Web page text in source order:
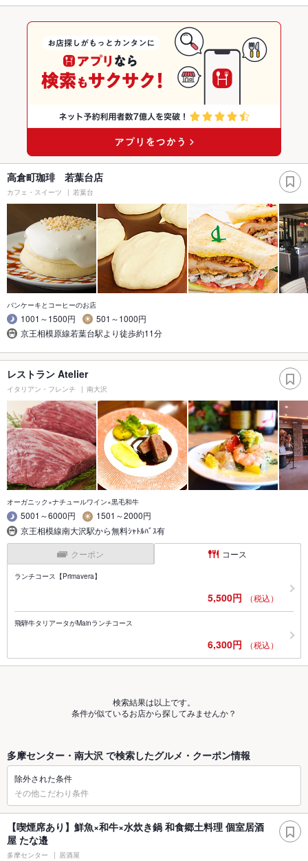
高倉町珈琲 若葉台店
カフェ・スイーツ 若葉台
パンケーキとコーヒーのお店
1001～1500円
501～1000円
京王相模原線若葉台駅より徒歩約11分
レストラン Atelier
イタリアン・フレンチ 南大沢
オーガニック×ナチュールワイン×黒毛和牛
5001～6000円
1501～2000円
京王相模線南大沢駅から無料ｼｬﾄﾙﾊﾞｽ有
クーポン コース
ランチコース【Primavera】
5,500円 （税込）
飛騨牛タリアータがMainランチコース
6,300円 （税込）
検索結果は以上です。
条件が似ているお店から探してみませんか？
多摩センター・南大沢 で検索したグルメ・クーポン情報
除外された条件
その他こだわり条件
【喫煙席あり】鮮魚×和牛×水炊き鍋 和食郷土料理 個室居酒
屋 たな邉
多摩センター 居酒屋